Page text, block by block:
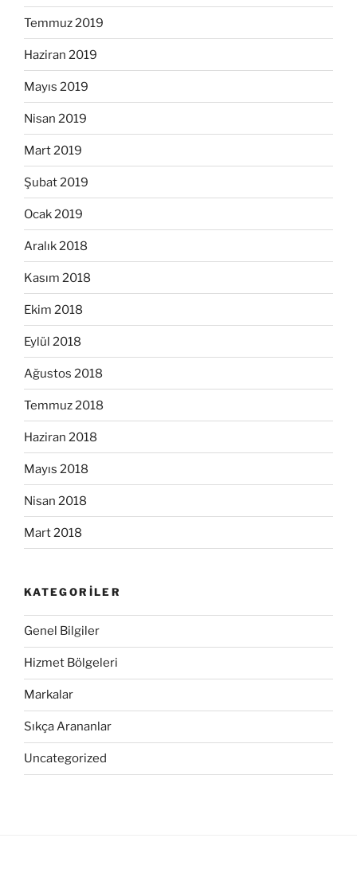
Temmuz 2019
Haziran 2019
Mayıs 2019
Nisan 2019
Mart 2019
Şubat 2019
Ocak 2019
Aralık 2018
Kasım 2018
Ekim 2018
Eylül 2018
Ağustos 2018
Temmuz 2018
Haziran 2018
Mayıs 2018
Nisan 2018
Mart 2018
KATEGORILER
Genel Bilgiler
Hizmet Bölgeleri
Markalar
Sıkça Arananlar
Uncategorized